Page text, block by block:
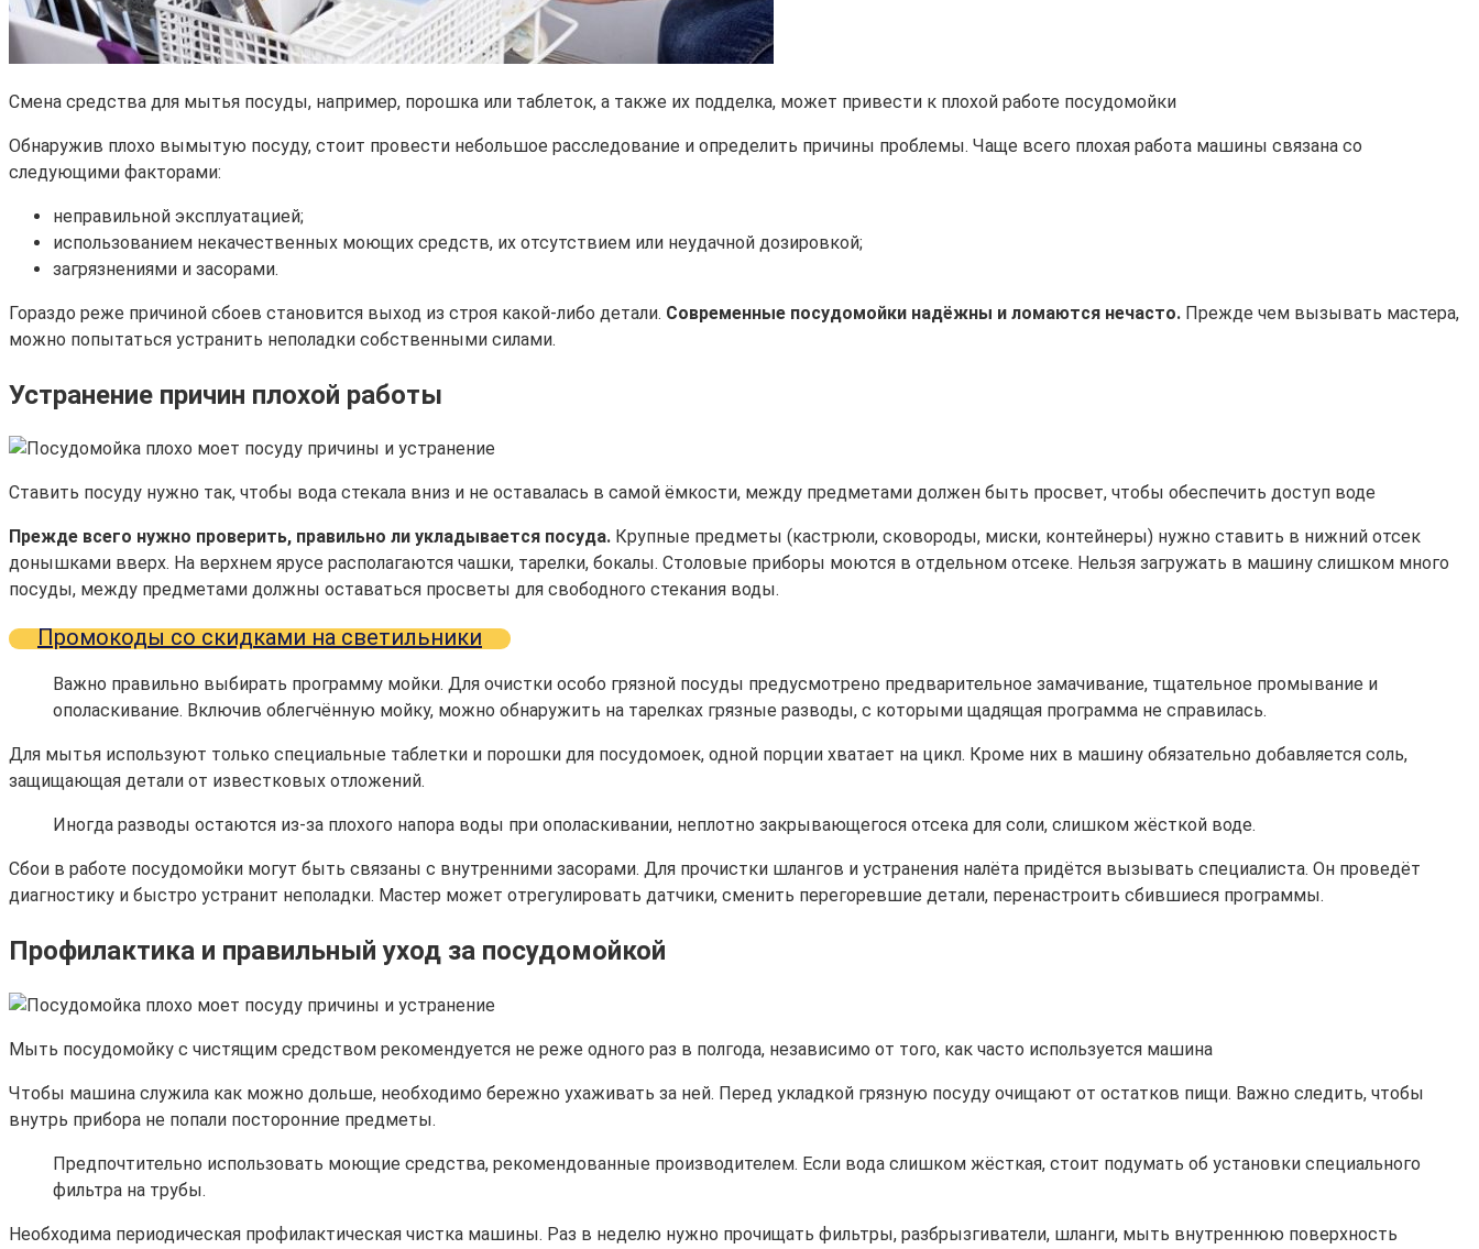
Смена средства для мытья посуды, например, порошка или таблеток, а также их подделка, может привести к плохой работе посудомойки
Обнаружив плохо вымытую посуду, стоит провести небольшое расследование и определить причины проблемы. Чаще всего плохая работа машины связана со
следующими факторами:
неправильной эксплуатацией;
использованием некачественных моющих средств, их отсутствием или неудачной дозировкой;
загрязнениями и засорами.
Гораздо реже причиной сбоев становится выход из строя какой-либо детали. Современные посудомойки надёжны и ломаются нечасто. Прежде чем вызывать мастера,
можно попытаться устранить неполадки собственными силами.
Устранение причин плохой работы
Ставить посуду нужно так, чтобы вода стекала вниз и не оставалась в самой ёмкости, между предметами должен быть просвет, чтобы обеспечить доступ воде
Прежде всего нужно проверить, правильно ли укладывается посуда. Крупные предметы (кастрюли, сковороды, миски, контейнеры) нужно ставить в нижний отсек
донышками вверх. На верхнем ярусе располагаются чашки, тарелки, бокалы. Столовые приборы моются в отдельном отсеке. Нельзя загружать в машину слишком много
посуды, между предметами должны оставаться просветы для свободного стекания воды.
Промокоды со скидками на светильники
Важно правильно выбирать программу мойки. Для очистки особо грязной посуды предусмотрено предварительное замачивание, тщательное промывание и
ополаскивание. Включив облегчённую мойку, можно обнаружить на тарелках грязные разводы, с которыми щадящая программа не справилась.
Для мытья используют только специальные таблетки и порошки для посудомоек, одной порции хватает на цикл. Кроме них в машину обязательно добавляется соль,
защищающая детали от известковых отложений.
Иногда разводы остаются из-за плохого напора воды при ополаскивании, неплотно закрывающегося отсека для соли, слишком жёсткой воде.
Сбои в работе посудомойки могут быть связаны с внутренними засорами. Для прочистки шлангов и устранения налёта придётся вызывать специалиста. Он проведёт
диагностику и быстро устранит неполадки. Мастер может отрегулировать датчики, сменить перегоревшие детали, перенастроить сбившиеся программы.
Профилактика и правильный уход за посудомойкой
Мыть посудомойку с чистящим средством рекомендуется не реже одного раз в полгода, независимо от того, как часто используется машина
Чтобы машина служила как можно дольше, необходимо бережно ухаживать за ней. Перед укладкой грязную посуду очищают от остатков пищи. Важно следить, чтобы
внутрь прибора не попали посторонние предметы.
Предпочтительно использовать моющие средства, рекомендованные производителем. Если вода слишком жёсткая, стоит подумать об установки специального
фильтра на трубы.
Необходима периодическая профилактическая чистка машины. Раз в неделю нужно прочищать фильтры, разбрызгиватели, шланги, мыть внутреннюю поверхность